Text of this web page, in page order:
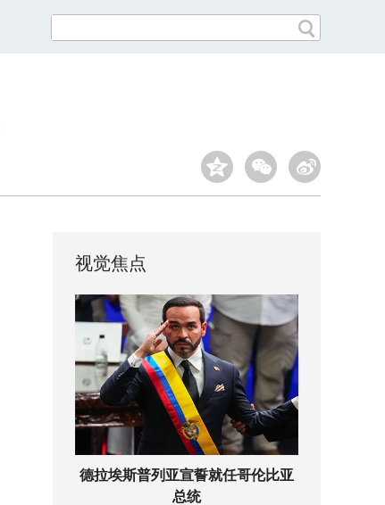
视觉焦点
德拉埃斯普列亚宣誓就任哥伦比亚
总统